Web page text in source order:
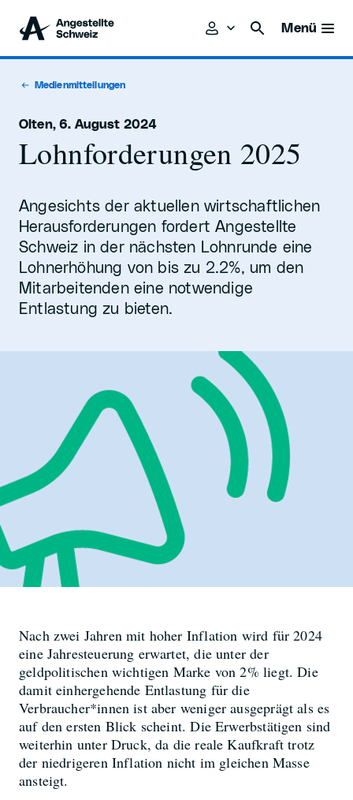
Menü
Medienmitteilungen
Lohnforderungen 2025
Olten, 6. August 2024
Angesichts der aktuellen wirtschaftlichen
Herausforderungen fordert Angestellte
Schweiz in der nächsten Lohnrunde eine
Lohnerhöhung von bis zu 2.2%, um den
Mitarbeitenden eine notwendige
Entlastung zu bieten.
Nach zwei Jahren mit hoher Inflation wird für 2024
eine Jahresteuerung erwartet, die unter der
geldpolitischen wichtigen Marke von 2% liegt. Die
damit einhergehende Entlastung für die
Verbraucher*innen ist aber weniger ausgeprägt als es
auf den ersten Blick scheint. Die Erwerbstätigen sind
weiterhin unter Druck, da die reale Kaufkraft trotz
der niedrigeren Inflation nicht im gleichen Masse
ansteigt.